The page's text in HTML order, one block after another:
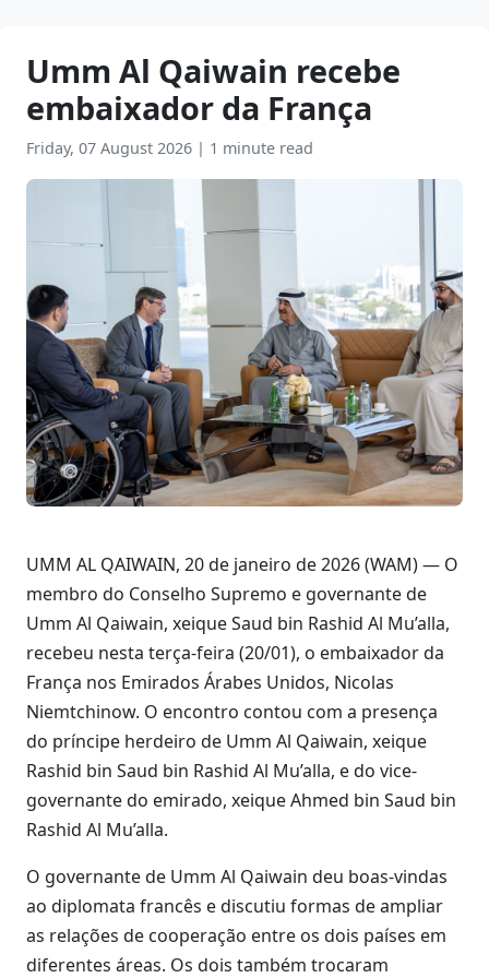
Umm Al Qaiwain recebe
embaixador da França
Friday, 07 August 2026 | 1 minute read
UMM AL QAIWAIN, 20 de janeiro de 2026 (WAM) — O
membro do Conselho Supremo e governante de
Umm Al Qaiwain, xeique Saud bin Rashid Al Mu’alla,
recebeu nesta terça-feira (20/01), o embaixador da
França nos Emirados Árabes Unidos, Nicolas
Niemtchinow. O encontro contou com a presença
do príncipe herdeiro de Umm Al Qaiwain, xeique
Rashid bin Saud bin Rashid Al Mu’alla, e do vice-
governante do emirado, xeique Ahmed bin Saud bin
Rashid Al Mu’alla.
O governante de Umm Al Qaiwain deu boas-vindas
ao diplomata francês e discutiu formas de ampliar
as relações de cooperação entre os dois países em
diferentes áreas. Os dois também trocaram